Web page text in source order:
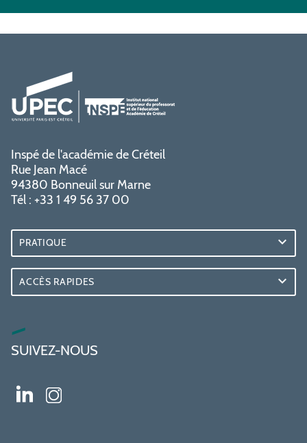
Inspé de l'académie de Créteil
Rue Jean Macé
94380 Bonneuil sur Marne
Tél : +33 1 49 56 37 00
PRATIQUE
ACCÈS RAPIDES
SUIVEZ-NOUS